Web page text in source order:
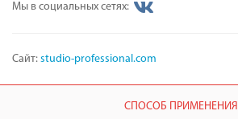
Мы в социальных сетях:
Сайт: studio-professional.com
СПОСОБ ПРИМЕНЕНИЯ